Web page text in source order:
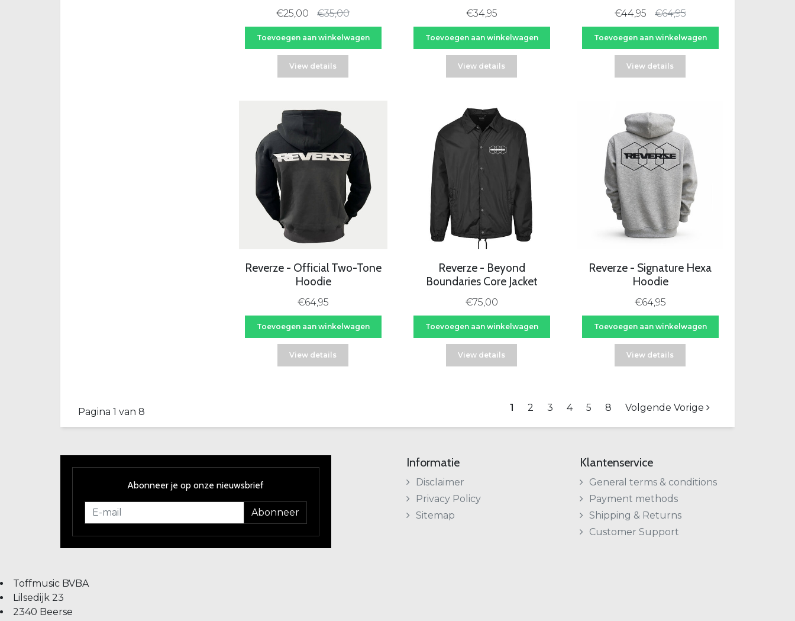
€25,00 €35,00
Toevoegen aan winkelwagen
View details
€34,95
Toevoegen aan winkelwagen
View details
€44,95 €64,95
Toevoegen aan winkelwagen
View details
Reverze - Official Two-Tone
Hoodie
€64,95
Toevoegen aan winkelwagen
View details
Reverze - Beyond
Boundaries Core Jacket
€75,00
Toevoegen aan winkelwagen
View details
Reverze - Signature Hexa
Hoodie
€64,95
Toevoegen aan winkelwagen
View details
Pagina 1 van 8 1 2 3 4 5 8 Volgende Vorige
Abonneer je op onze nieuwsbrief
Abonneer
Informatie
Disclaimer
Privacy Policy
Sitemap
Klantenservice
General terms & conditions
Payment methods
Shipping & Returns
Customer Support
Toffmusic BVBA
Lilsedijk 23
2340 Beerse